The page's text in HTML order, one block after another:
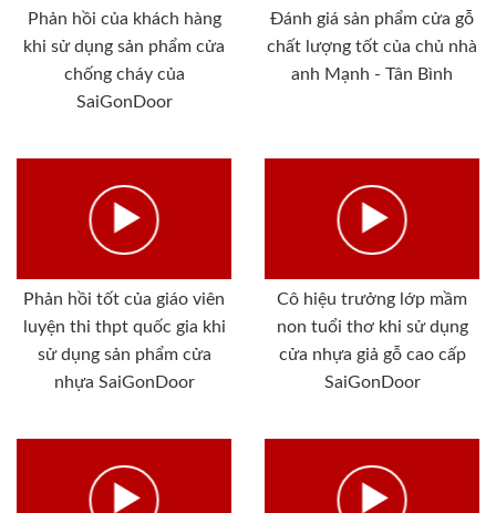
Phản hồi của khách hàng
khi sử dụng sản phẩm cửa
chống cháy của
SaiGonDoor
Đánh giá sản phẩm cửa gỗ
chất lượng tốt của chủ nhà
anh Mạnh - Tân Bình
Phản hồi tốt của giáo viên
luyện thi thpt quốc gia khi
sử dụng sản phẩm cửa
nhựa SaiGonDoor
Cô hiệu trưởng lớp mầm
non tuổi thơ khi sử dụng
cửa nhựa giả gỗ cao cấp
SaiGonDoor